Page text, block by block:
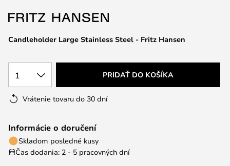
Candleholder Large Stainless Steel - Fritz Hansen
1 PRIDAŤ DO KOŠÍKA
Vrátenie tovaru do 30 dní
Informácie o doručení
Skladom posledné kusy
Čas dodania: 2 - 5 pracovných dní